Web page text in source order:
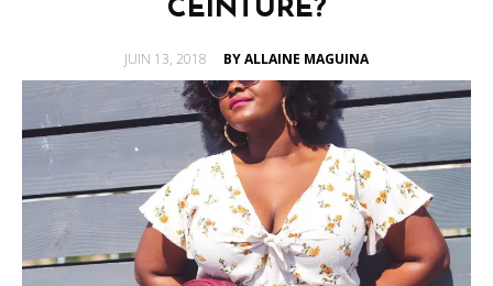
CEINTURE?
POSTED
ON
JUIN 13, 2018 BY ALLAINE MAGUINA